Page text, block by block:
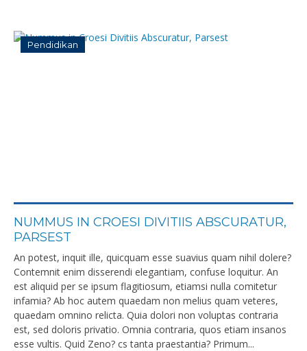
Pendidikan
NUMMUS IN CROESI DIVITIIS ABSCURATUR,
PARSEST
An potest, inquit ille, quicquam esse suavius quam nihil dolere?
Contemnit enim disserendi elegantiam, confuse loquitur. An
est aliquid per se ipsum flagitiosum, etiamsi nulla comitetur
infamia? Ab hoc autem quaedam non melius quam veteres,
quaedam omnino relicta. Quia dolori non voluptas contraria
est, sed doloris privatio. Omnia contraria, quos etiam insanos
esse vultis. Quid Zeno? cs tanta praestantia? Primum...